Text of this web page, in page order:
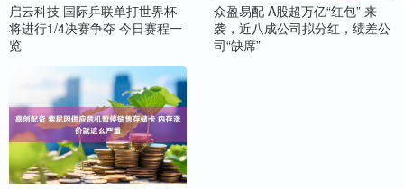
启云科技 国际乒联单打世界杯
将进行1/4决赛争夺 今日赛程一
览
众盈易配 A股超万亿“红包” 来
袭，近八成公司拟分红，绩差公
司“缺席”